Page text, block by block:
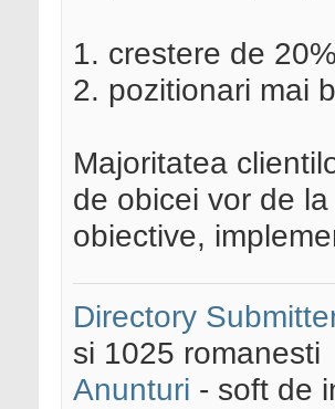
1. crestere de
2. pozitionari mai
Majoritatea
de obicei vor de
obiective,
Directory
si 1025 romanesti
Anunturi - soft de